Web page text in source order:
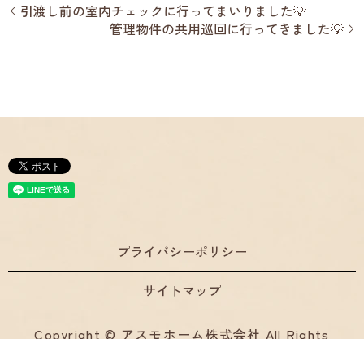
引渡し前の室内チェックに行ってまいりました💡
管理物件の共用巡回に行ってきました💡
プライバシーポリシー
サイトマップ
Copyright © アスモホーム株式会社 All Rights